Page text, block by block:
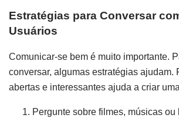
Estratégias para Conversar
Usuários
Comunicar-se bem é muito importante.
conversar, algumas estratégias ajudam.
abertas e interessantes ajuda a criar
Pergunte sobre filmes, músicas